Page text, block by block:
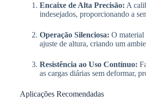
Encaixe de Alta Precisão: A
indesejados, proporcionando a
Operação Silenciosa: O material
ajuste de altura, criando um
Resistência ao Uso Contínuo:
as cargas diárias sem deformar,
Aplicações Recomendadas